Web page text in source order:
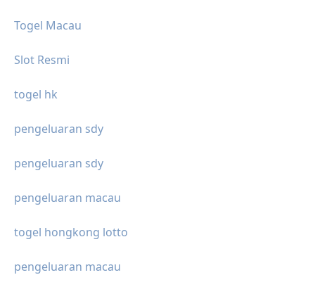
Togel Macau
Slot Resmi
togel hk
pengeluaran sdy
pengeluaran sdy
pengeluaran macau
togel hongkong lotto
pengeluaran macau